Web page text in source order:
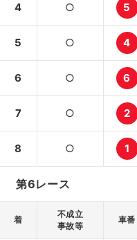
4 ○ 5
5 ○ 4
6 ○ 6
7 ○ 2
8 ○ 1
第6レース
着
不成立
事故等
車番